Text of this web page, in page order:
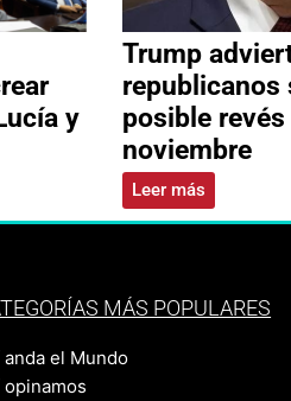
y
Trump
republicanos
posible
noviembre
Leer más
MÁS POPULARES
anda el Mundo
opinamos